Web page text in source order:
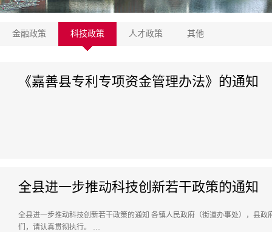
金融政策 科技政策 人才政策 其他
《嘉善县专利专项资金管理办法》的通知
全县进一步推动科技创新若干政策的通知
全县进一步推动科技创新若干政策的通知 各镇人民政府（街道办事处），县
们，请认真贯彻执行。 …